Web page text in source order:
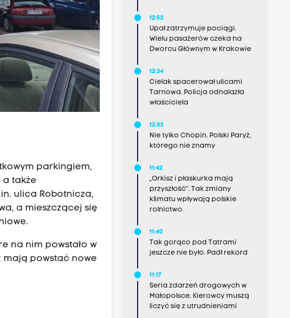
parkingiem,
a także
ulica Robotnicza,
a mieszczącej się
na nim powstało w
mają powstać nowe
12:52
Upał zatrzymuje pociągi.
Wielu pasażerów czeka na
Dworcu Głównym w Krakowie
12:34
Cielak spacerował ulicami
Tarnowa. Policja odnalazła
właściciela
12:33
Nie tylko Chopin. Polski Paryż,
którego nie znamy
11:42
„Orkisz i płaskurka mają
przyszłość”. Tak zmiany
klimatu wpływają polskie
rolnictwo
11:40
Tak gorąco pod Tatrami
jeszcze nie było. Padł rekord
11:17
Seria zdarzeń drogowych w
Małopolsce. Kierowcy muszą
liczyć się z utrudnieniami